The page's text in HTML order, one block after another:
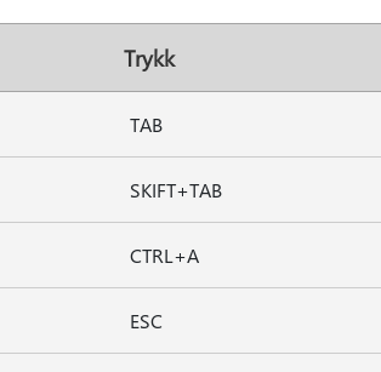
Trykk
TAB
SKIFT+TAB
CTRL+A
ESC